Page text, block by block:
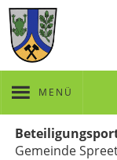
MENÜ
Gemeinde